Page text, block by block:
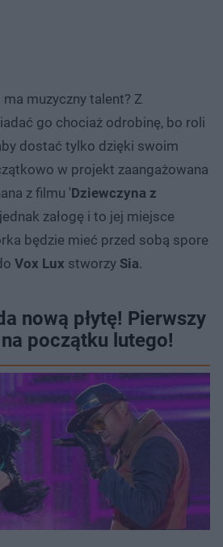
ma muzyczny talent? Z
go chociaż odrobinę, bo roli
dostać tylko dzięki swoim
w projekt zaangażowana
z filmu 'Dziewczyna z
załogę i to jej miejsce
będzie mieć przed sobą spore
Vox Lux stworzy Sia.
nową płytę! Pierwszy
początku lutego!